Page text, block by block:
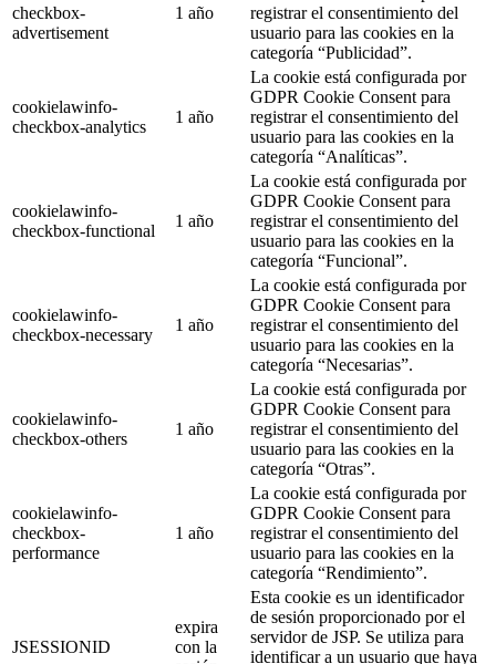
checkbox-
advertisement
1 año
registrar el consentimiento del
usuario para las cookies en la
categoría “Publicidad”.
cookielawinfo-
checkbox-analytics
1 año
La cookie está configurada por
GDPR Cookie Consent para
registrar el consentimiento del
usuario para las cookies en la
categoría “Analíticas”.
cookielawinfo-
checkbox-functional
1 año
La cookie está configurada por
GDPR Cookie Consent para
registrar el consentimiento del
usuario para las cookies en la
categoría “Funcional”.
cookielawinfo-
checkbox-necessary
1 año
La cookie está configurada por
GDPR Cookie Consent para
registrar el consentimiento del
usuario para las cookies en la
categoría “Necesarias”.
cookielawinfo-
checkbox-others
1 año
La cookie está configurada por
GDPR Cookie Consent para
registrar el consentimiento del
usuario para las cookies en la
categoría “Otras”.
cookielawinfo-
checkbox-
performance
1 año
La cookie está configurada por
GDPR Cookie Consent para
registrar el consentimiento del
usuario para las cookies en la
categoría “Rendimiento”.
JSESSIONID
expira
con la
Esta cookie es un identificador
de sesión proporcionado por el
servidor de JSP. Se utiliza para
identificar a un usuario que haya